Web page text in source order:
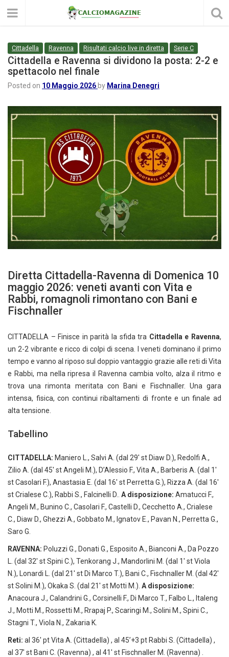
Cittadella Ravenna Risultati calcio live in diretta Serie C
Cittadella e Ravenna si dividono la posta: 2-2 e
spettacolo nel finale
Posted on 10 Maggio 2026 by Marina Denegri
Diretta Cittadella-Ravenna di Domenica 10
maggio 2026: veneti avanti con Vita e
Rabbi, romagnoli rimontano con Bani e
Fischnaller
CITTADELLA – Finisce in parità la sfida tra Cittadella e Ravenna,
un 2-2 vibrante e ricco di colpi di scena. I veneti dominano il primo
tempo e vanno al riposo sul doppio vantaggio grazie alle reti di Vita
e Rabbi, ma nella ripresa il Ravenna cambia volto, alza il ritmo e
trova una rimonta meritata con Bani e Fischnaller. Una gara
intensa, fisica, con continui ribaltamenti di fronte e un finale ad
alta tensione.
Tabellino
CITTADELLA: Maniero L., Salvi A. (dal 29′ st Diaw D.), Redolfi A.,
Zilio A. (dal 45′ st Angeli M.), D’Alessio F., Vita A., Barberis A. (dal 1′
st Casolari F.), Anastasia E. (dal 16′ st Perretta G.), Rizza A. (dal 16′
st Crialese C.), Rabbi S., Falcinelli D.. A disposizione: Amatucci F.,
Angeli M., Bunino C., Casolari F., Castelli D., Cecchetto A., Crialese
C., Diaw D., Ghezzi A., Gobbato M., Ignatov E., Pavan N., Perretta G.,
Saro G.
RAVENNA: Poluzzi G., Donati G., Esposito A., Bianconi A., Da Pozzo
L. (dal 32′ st Spini C.), Tenkorang J., Mandorlini M. (dal 1′ st Viola
N.), Lonardi L. (dal 21′ st Di Marco T.), Bani C., Fischnaller M. (dal 42′
st Solini M.), Okaka S. (dal 21′ st Motti M.). A disposizione:
Anacoura J., Calandrini G., Corsinelli F., Di Marco T., Falbo L., Italeng
J., Motti M., Rossetti M., Rrapaj P., Scaringi M., Solini M., Spini C.,
Stagni T., Viola N., Zakaria K.
Reti: al 36′ pt Vita A. (Cittadella) , al 45’+3 pt Rabbi S. (Cittadella) ,
al 37′ st Bani C. (Ravenna) , al 41′ st Fischnaller M. (Ravenna) .